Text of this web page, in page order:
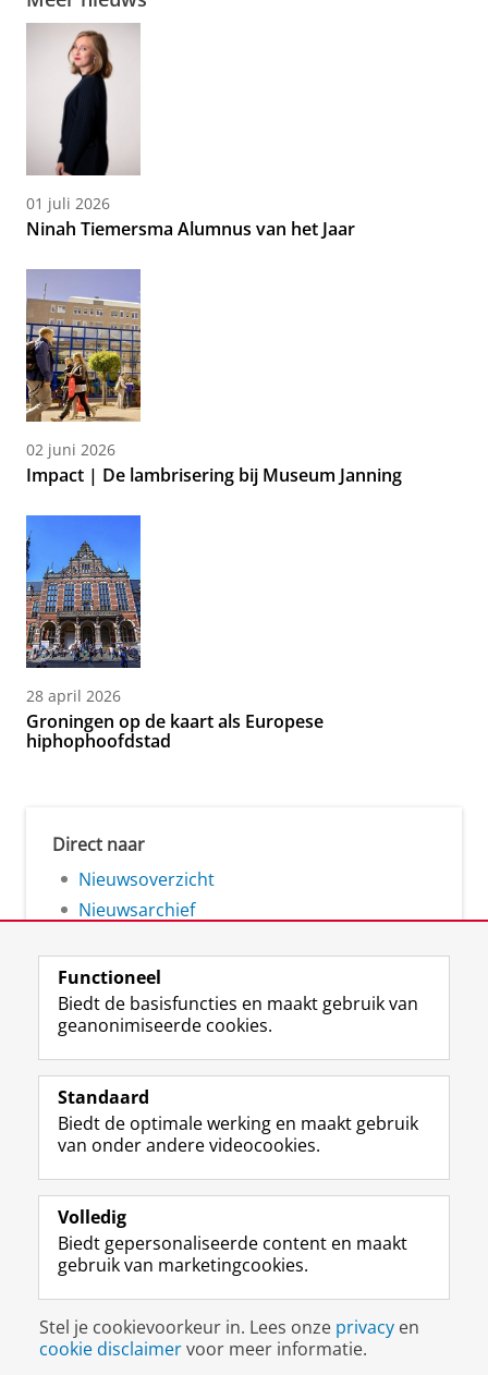
01 juli 2026
Ninah Tiemersma Alumnus van het Jaar
02 juni 2026
Impact | De lambrisering bij Museum Janning
28 april 2026
Groningen op de kaart als Europese
hiphophoofdstad
Direct naar
Nieuwsoverzicht
Nieuwsarchief
Volg de RUG
F
a
e
b
o
p
a
i
n
a
L
i
k
e
I
-
p
g
i
n
R
S
-
f
e
R
k
s
u
I
n
t
r
m
c
c
o
Y
o
T
e
k
a
a
Studiekiezers
Alumni
Over ons
Disclaimer & Copyright
Inloggen
Functioneel
Biedt de basisfuncties en maakt gebruik van
geanonimiseerde cookies.
Standaard
Biedt de optimale werking en maakt gebruik
van onder andere videocookies.
Volledig
Biedt gepersonaliseerde content en maakt
gebruik van marketingcookies.
Stel je cookievoorkeur in. Lees onze privacy en
cookie disclaimervoor meer informatie.